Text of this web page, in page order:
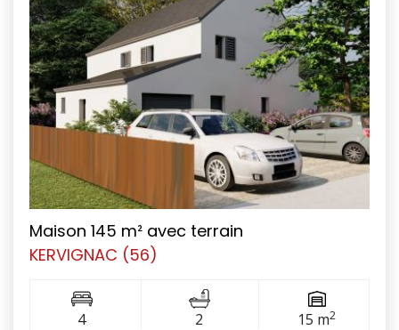
Maison 145 m² avec terrain
KERVIGNAC (56)
4 2 15 m2